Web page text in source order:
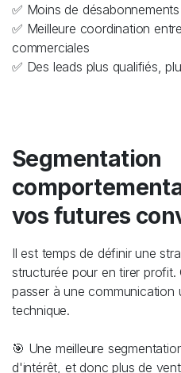
✅ Moins de
✅ Meilleure coordination
commerciales
✅ Des leads plus qualifiés,
Segmentation
vos futures
Il est temps de définir une
structurée pour en tirer
passer à une communication
technique.
🎯 Une meilleure
d'intérêt, et donc plus de